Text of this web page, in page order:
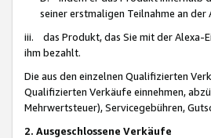
seiner erstmaligen Teilnahme an
iii. das Produkt, das Sie mit der Alexa-
ihm bezahlt.
Die aus den einzelnen Qualifizierten
Qualifizierten Verkäufe einnehmen,
Mehrwertsteuer), Servicegebühren,
2. Ausgeschlossene Verkäufe